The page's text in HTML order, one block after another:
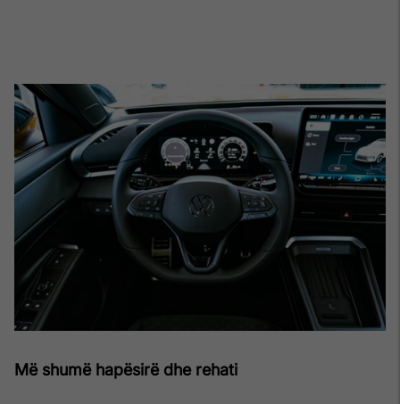
Më shumë hapësirë dhe rehati